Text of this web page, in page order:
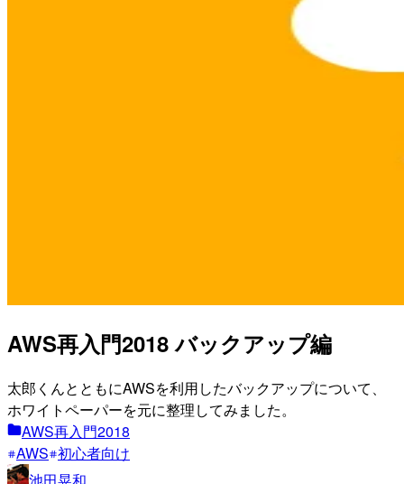
AWS再入門2018 バックアップ編
太郎くんとともにAWSを利用したバックアップについて、
ホワイトペーパーを元に整理してみました。
AWS再入門2018
AWS 初心者向け
池田晃和